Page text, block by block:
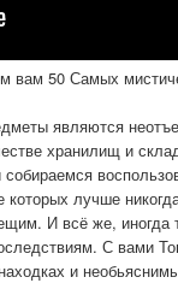
вам 50 Самых
являются
хранилищ и
лучше
И всё же, иногда
С вами
и